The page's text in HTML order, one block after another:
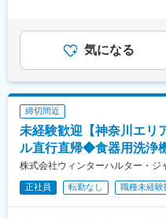
顧客からの状況をヒアリ
を行うことでリピート中
60代まで幅広い年齢層の
大手IT企業にてシステム
不動産営業経験者等、業
環境があります。
当社製品を利用すること
たします。
主にお客様からの依頼に
し、約60～90分で修理箇
自身で判断がつかない場
サポートするのでご安心
＜対応客先＞
有名ホテルや高級レスト
ェ等様々な飲食店に向か
自宅を拠点に神奈川エリ
※サービスカーとしてハイ
近くの駐車場を会社で借
～3回（決算賞与支給の
有償率などの行動指標を
剤の定期購入契約数や機
績に応じて）賃金はあく
上下する可能性がありま
す。
気になる
締切間近
未経験歓迎【神奈川エリ
ル直行直帰◆食器用洗浄
株式会社ウィンターハルター・ジ
正社員 転勤なし 職種未経験